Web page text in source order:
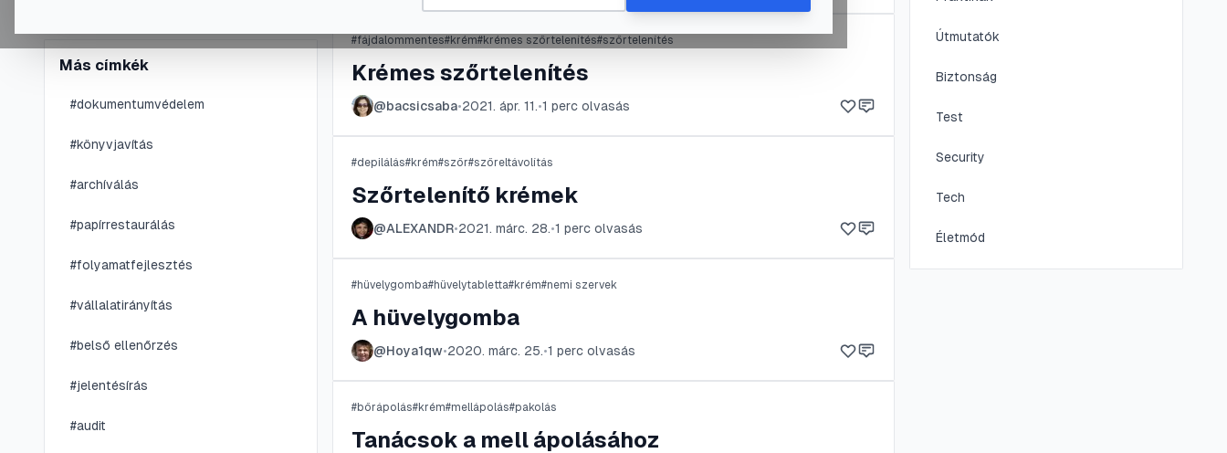
Más címkék
#dokumentumvédelem
#könyvjavítás
#archíválás
#papírrestaurálás
#folyamatfejlesztés
#vállalatirányítás
#belső ellenőrzés
#jelentésírás
#audit
#fájdalommentes#krém#krémes szőrtelenítés#szőrtelenítés
Krémes szőrtelenítés
@bacsicsaba•2021. ápr. 11.•1 perc olvasás
#depilálás#krém#szőr#szőreltávolítás
Szőrtelenítő krémek
@ALEXANDR•2021. márc. 28.•1 perc olvasás
#hüvelygomba#hüvelytabletta#krém#nemi szervek
A hüvelygomba
@Hoya1qw•2020. márc. 25.•1 perc olvasás
#bőrápolás#krém#mellápolás#pakolás
Tanácsok a mell ápolásához
Útmutatók
Biztonság
Test
Security
Tech
Életmód